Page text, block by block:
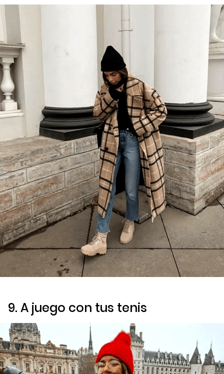
9. A juego con tus tenis